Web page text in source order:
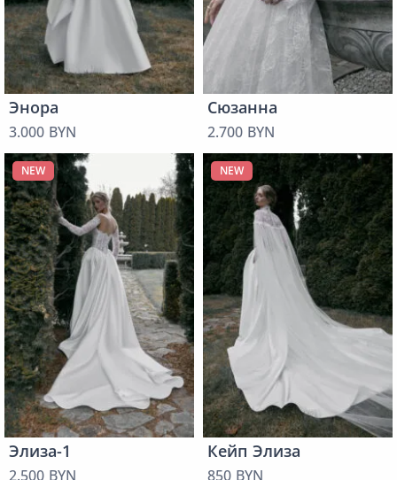
Энора
3.000 BYN
Сюзанна
2.700 BYN
NEW
Элиза-1
2.500 BYN
NEW
Кейп Элиза
850 BYN